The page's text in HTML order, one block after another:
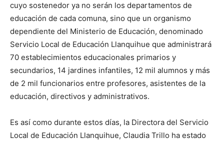
cuyo sostenedor ya no serán los departamentos de
educación de cada comuna, sino que un organismo
dependiente del Ministerio de Educación, denominado
Servicio Local de Educación Llanquihue que administrará
70 establecimientos educacionales primarios y
secundarios, 14 jardines infantiles, 12 mil alumnos y más
de 2 mil funcionarios entre profesores, asistentes de la
educación, directivos y administrativos.
Es así como durante estos días, la Directora del Servicio
Local de Educación Llanquihue, Claudia Trillo ha estado